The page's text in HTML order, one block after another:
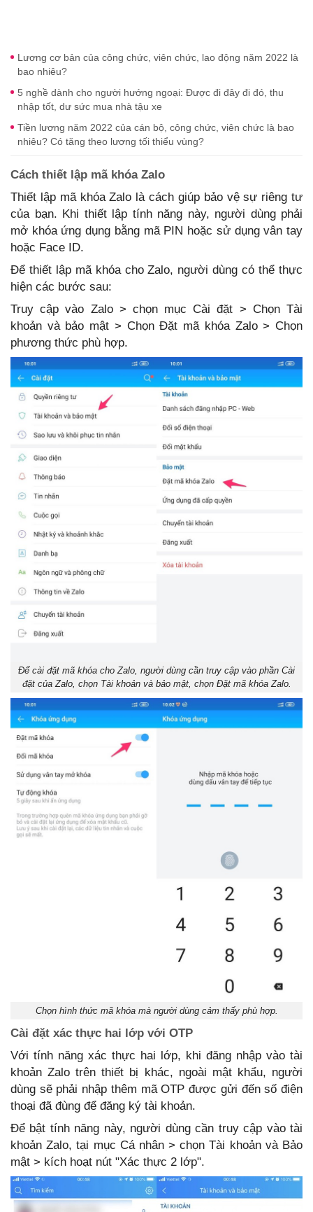
Lương cơ bản của công chức, viên chức, lao động năm 2022 là
bao nhiêu?
5 nghề dành cho người hướng ngoại: Được đi đây đi đó, thu
nhập tốt, dư sức mua nhà tậu xe
Tiền lương năm 2022 của cán bộ, công chức, viên chức là bao
nhiêu? Có tăng theo lương tối thiểu vùng?
Cách thiết lập mã khóa Zalo
Thiết lập mã khóa Zalo là cách giúp bảo vệ sự riêng tư
của bạn. Khi thiết lập tính năng này, người dùng phải
mở khóa ứng dụng bằng mã PIN hoặc sử dụng vân tay
hoặc Face ID.
Để thiết lập mã khóa cho Zalo, người dùng có thể thực
hiện các bước sau:
Truy cập vào Zalo > chọn mục Cài đặt > Chọn Tài
khoản và bảo mật > Chọn Đặt mã khóa Zalo > Chọn
phương thức phù hợp.
Để cài đặt mã khóa cho Zalo, người dùng cần truy cập vào phần Cài
đặt của Zalo, chọn Tài khoản và bảo mật, chọn Đặt mã khóa Zalo.
Chọn hình thức mã khóa mà người dùng cảm thấy phù hợp.
Cài đặt xác thực hai lớp với OTP
Với tính năng xác thực hai lớp, khi đăng nhập vào tài
khoản Zalo trên thiết bị khác, ngoài mật khẩu, người
dùng sẽ phải nhập thêm mã OTP được gửi đến số điện
thoại đã đùng để đăng ký tài khoản.
Để bật tính năng này, người dùng cần truy cập vào tài
khoản Zalo, tại mục Cá nhân > chọn Tài khoản và Bảo
mật > kích hoạt nút "Xác thực 2 lớp".